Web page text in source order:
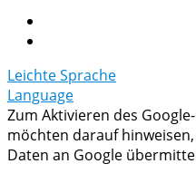
Leichte Sprache
Language
Zum Aktivieren des
möchten darauf
Daten an Google